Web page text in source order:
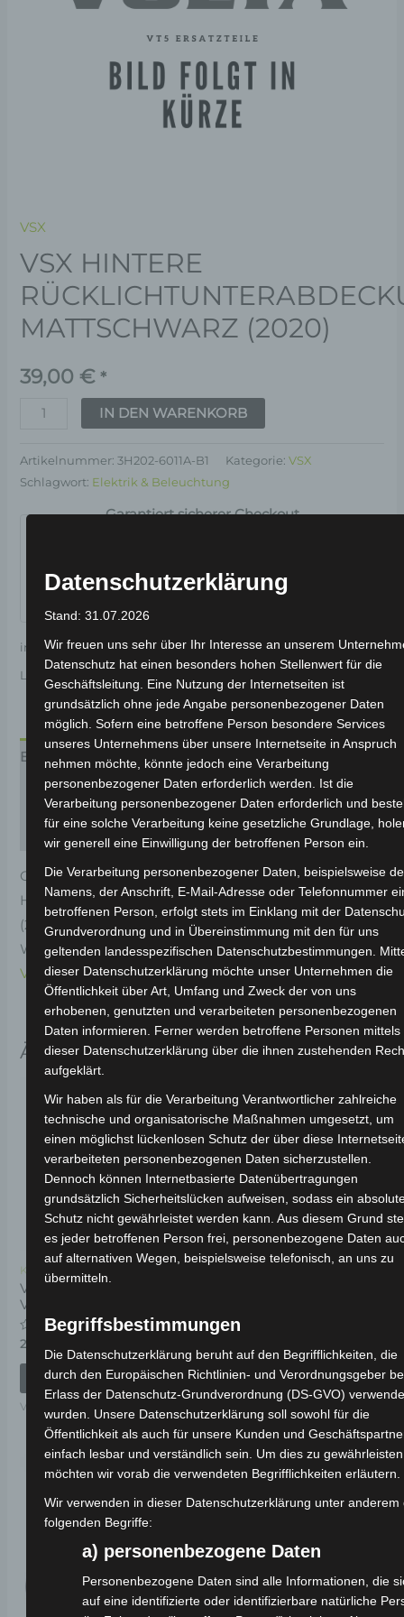
VSX
VSX HINTERE
MATTSCHWARZ (2020)
39,00 € *
IN DEN WARENKORB
Artikelnummer:3H202-6011A-B1 Kategorie:VSX
Schlagwort: Elektrik & Beleuchtung
Garantiert sicherer Checkout
inkl. 19 % MwSt.Kostenloser Versand
Lieferzeit:
Beschreibung
Produktsicherheit
Rezensionen (0)
Original-Ersatzteil für den Elektro-Scooter VSX.
Hintere rücklichtunterabdeckung-mattschwarz
(2020) für optimale Funktionalität und Haltbarkeit.
Weitere Informationen zum Fahrzeug findest du hier:
Volta Motor Elektro-Scooter VSX.
Ähnliche Produkte
Kostenloser Versand
VSX SITZUNTERE
VORDERSEITE
Bewertet
mit
0
29,00
IN DEN WARENKORB
VSX
Bewertet
von
5
59,00
IN DEN WARENKORB
VSX
Datenschutzerklärung
Stand: 31.07.2026
Wir freuen uns sehr über Ihr Interesse an unserem
Datenschutz hat einen besonders hohen Stellenwert für die
Geschäftsleitung. Eine Nutzung der Internetseiten ist
grundsätzlich ohne jede Angabe personenbezogener Daten
möglich. Sofern eine betroffene Person besondere Services
unseres Unternehmens über unsere Internetseite in Anspruch
nehmen möchte, könnte jedoch eine Verarbeitung
personenbezogener Daten erforderlich werden. Ist die
Verarbeitung personenbezogener Daten erforderlich und
für eine solche Verarbeitung keine gesetzliche Grundlage,
wir generell eine Einwilligung der betroffenen Person ein.
Die Verarbeitung personenbezogener Daten, beispielsweise
Namens, der Anschrift, E-Mail-Adresse oder Telefonnummer
betroffenen Person, erfolgt stets im Einklang mit der
Grundverordnung und in Übereinstimmung mit den für uns
geltenden landesspezifischen Datenschutzbestimmungen.
dieser Datenschutzerklärung möchte unser Unternehmen die
Öffentlichkeit über Art, Umfang und Zweck der von uns
erhobenen, genutzten und verarbeiteten personenbezogenen
Daten informieren. Ferner werden betroffene Personen mittels
dieser Datenschutzerklärung über die ihnen zustehenden
aufgeklärt.
Wir haben als für die Verarbeitung Verantwortlicher zahlreiche
technische und organisatorische Maßnahmen umgesetzt, um
einen möglichst lückenlosen Schutz der über diese
verarbeiteten personenbezogenen Daten sicherzustellen.
Dennoch können Internetbasierte Datenübertragungen
grundsätzlich Sicherheitslücken aufweisen, sodass ein
Schutz nicht gewährleistet werden kann. Aus diesem Grund
es jeder betroffenen Person frei, personenbezogene Daten
auf alternativen Wegen, beispielsweise telefonisch, an uns zu
übermitteln.
Begriffsbestimmungen
Die Datenschutzerklärung beruht auf den Begrifflichkeiten, die
durch den Europäischen Richtlinien- und Verordnungsgeber
Erlass der Datenschutz-Grundverordnung (DS-GVO)
wurden. Unsere Datenschutzerklärung soll sowohl für die
Öffentlichkeit als auch für unsere Kunden und
einfach lesbar und verständlich sein. Um dies zu
möchten wir vorab die verwendeten Begrifflichkeiten erläutern.
Wir verwenden in dieser Datenschutzerklärung unter anderem
folgenden Begriffe:
a) personenbezogene Daten
Personenbezogene Daten sind alle Informationen, die
auf eine identifizierte oder identifizierbare natürliche